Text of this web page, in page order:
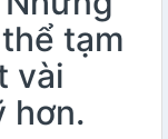
tạm
vài
hơn.